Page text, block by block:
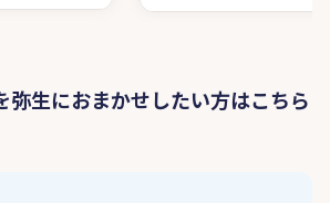
弥生におまかせしたい方はこちら